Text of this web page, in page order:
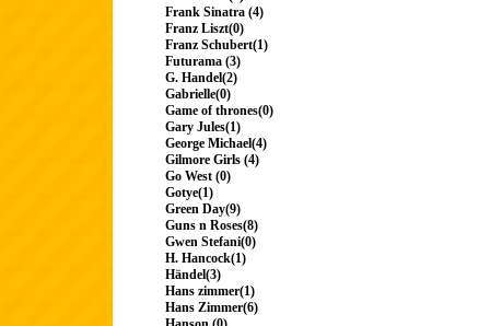
Frank Sinatra (4)
Franz Liszt(0)
Franz Schubert(1)
Futurama (3)
G. Handel(2)
Gabrielle(0)
Game of thrones(0)
Gary Jules(1)
George Michael(4)
Gilmore Girls (4)
Go West (0)
Gotye(1)
Green Day(9)
Guns n Roses(8)
Gwen Stefani(0)
H. Hancock(1)
Händel(3)
Hans zimmer(1)
Hans Zimmer(6)